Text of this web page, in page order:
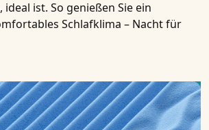
ist. So genießen Sie ein
Schlafklima – Nacht für